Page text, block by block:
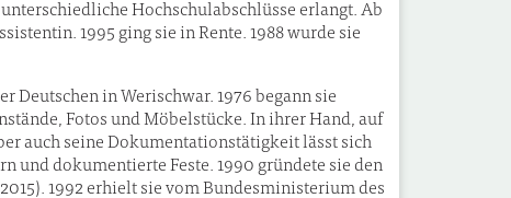
Hochschulabschlüsse erlangt. Ab
1995 ging sie in Rente. 1988 wurde sie
Deutschen in Werischwar. 1976 begann sie
Fotos und Möbelstücke. In ihrer Hand, auf
auch seine Dokumentationstätigkeit lässt sich
und dokumentierte Feste. 1990 gründete sie den
1992 erhielt sie vom Bundesministerium des